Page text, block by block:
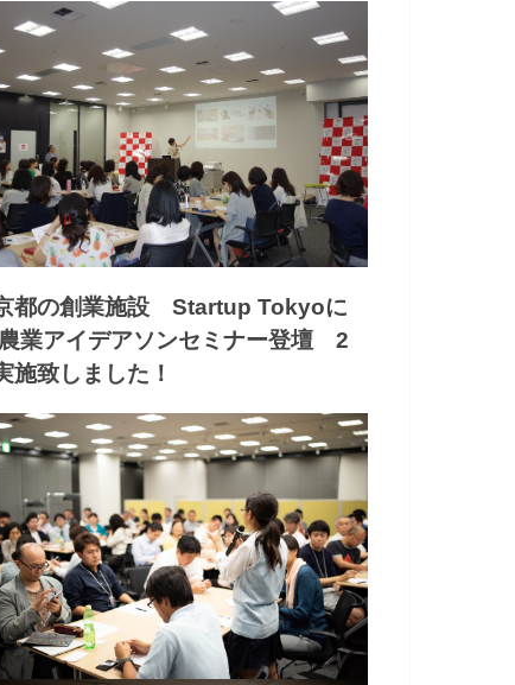
都の創業施設 Startup Tokyoに
業アイデアソンセミナー登壇 2
施致しました！